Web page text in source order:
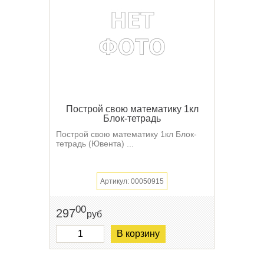
Построй свою математику 1кл
Блок-тетрадь
Построй свою математику 1кл Блок-
тетрадь (Ювента) ...
Артикул: 00050915
29700руб
В корзину